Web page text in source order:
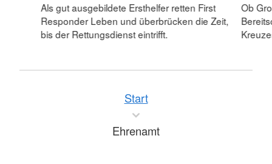
Als gut ausgebildete Ersthelfer retten First
Responder Leben und überbrücken die Zeit,
bis der Rettungsdienst eintrifft.
Ob
Start
Ehrenamt